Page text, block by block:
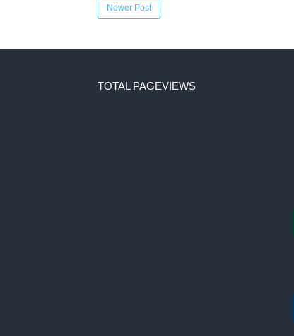
Newer Post
TOTAL PAGEVIEWS